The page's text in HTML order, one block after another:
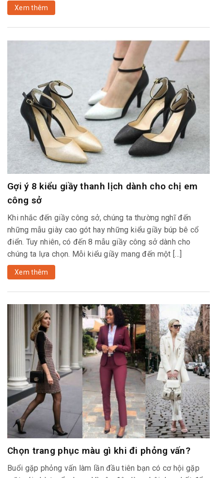
Xem thêm
Gợi ý 8 kiểu giầy thanh lịch dành cho chị em
công sở
Khi nhắc đến giầy công sở, chúng ta thường nghĩ đến
những mẫu giày cao gót hay những kiểu giầy búp bê cổ
điển. Tuy nhiên, có đến 8 mẫu giầy công sở dành cho
chúng ta lựa chọn. Mỗi kiểu giầy mang đến một […]
Xem thêm
Chọn trang phục màu gì khi đi phỏng vấn?
Buổi gặp phỏng vấn làm lần đầu tiên bạn có cơ hội gặp